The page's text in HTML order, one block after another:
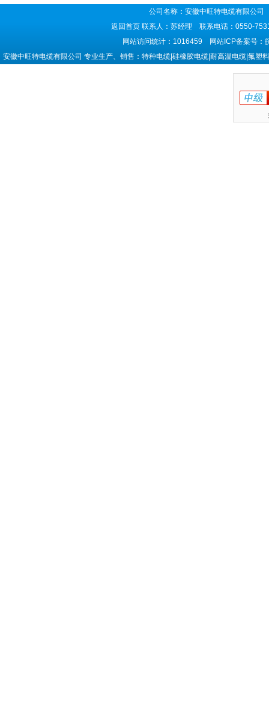
公司名称：安徽中旺特电缆有限公
返回首页 联系人：苏经理 联系电话：0550-
网站访问统计：1016459 网站ICP备案号：
安徽中旺特电缆有限公司 专业生产、销售：特种电缆|硅橡胶电缆|耐高温电缆|氟